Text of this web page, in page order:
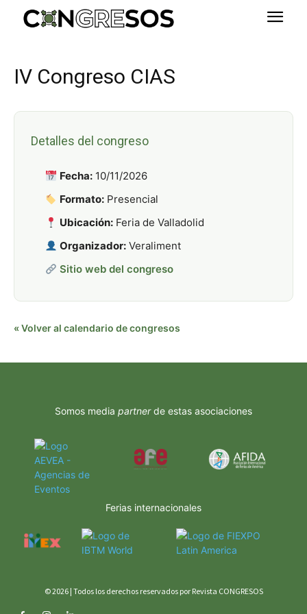
IV Congreso CIAS
Detalles del congreso
Fecha: 10/11/2026
Formato: Presencial
Ubicación: Feria de Valladolid
Organizador: Veraliment
Sitio web del congreso
« Volver al calendario de congresos
Somos media partnerde estas asociaciones
Ferias internacionales
© 2026 | Todos los derechos reservados por Revista CONGRESOS